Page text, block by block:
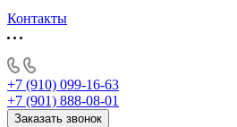
Контакты
+7 (910) 099-16-63
+7 (901) 888-08-01
Заказать звонок